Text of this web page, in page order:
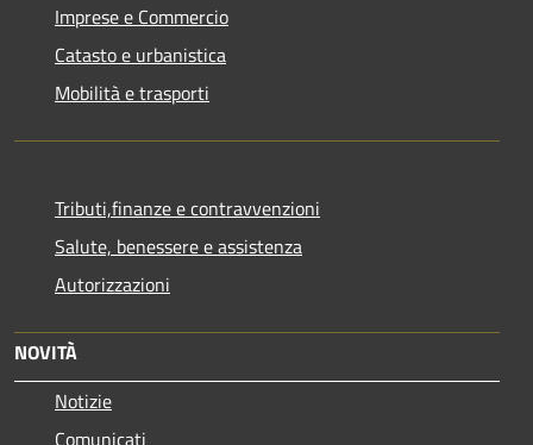
Imprese e Commercio
Catasto e urbanistica
Mobilità e trasporti
Tributi,finanze e contravvenzioni
Salute, benessere e assistenza
Autorizzazioni
NOVITÀ
Notizie
Comunicati